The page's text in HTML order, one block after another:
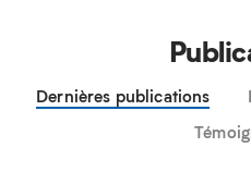
Dernières publications